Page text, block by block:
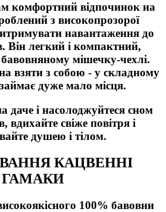
комфортний відпочинок на
з високопрозорої
навантаження до
Він легкий і компактний,
мішечку-чехлі.
взяти з собою - у складному
дуже мало місця.
даче і насолоджуйтеся сном
вдихайте свіже повітря і
душею і тілом.
КАЦВЕННІ
ГАМАКИ
100% бавовни